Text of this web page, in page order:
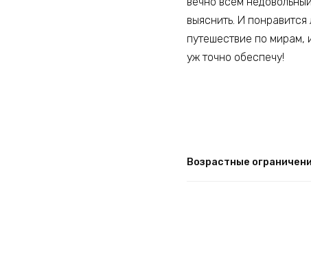
выяснить. И
путешествие по мирам,
уж точно обеспечу!
Возрастные